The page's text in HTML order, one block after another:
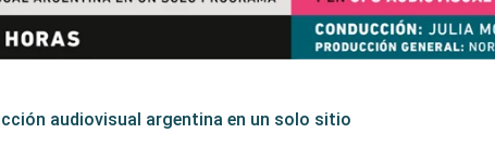
audiovisual argentina en un solo sitio